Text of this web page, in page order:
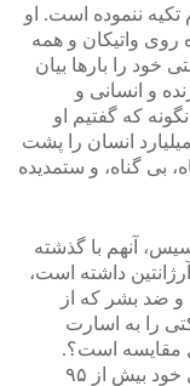
ننموده است. او
روی واتیکان و همه
خود را بارها بیان
و انسانی و
که گفتیم او
انسان را پشت
بی گناه، و ستمدیده
آنهم با گذشته
داشته است،
و ضد بشر که از
را به اسارت
مقایسه است؟.
آخوندکی که در نهایت بیسوادی و بی شعوری خود بیش از ۹۵